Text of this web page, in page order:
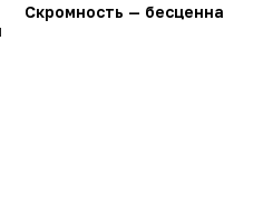
Скромность — бесценна